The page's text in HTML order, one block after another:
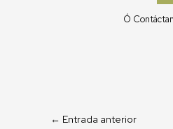
Ó
← Entrada anterior